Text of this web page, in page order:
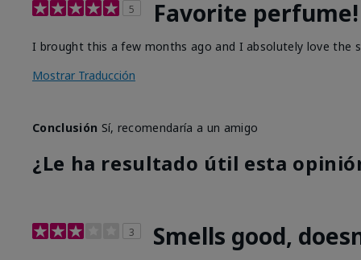
5 Favorite perfume!
I brought this a few months ago and I absolutely love
Mostrar Traducción
Conclusión Sí, recomendaría a un amigo
¿Le ha resultado útil esta
3 Smells good,